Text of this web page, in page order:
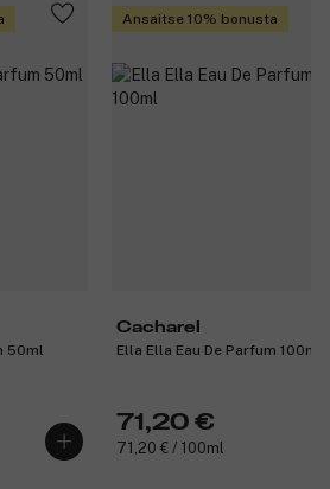
50ml
Ansaitse 10% bonusta
Cacharel
Ella Ella Eau De Parfum 100ml
71,20 €
71,20 € / 100ml